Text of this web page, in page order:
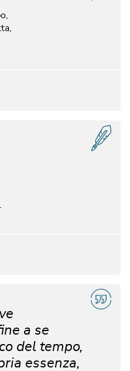
a se
del tempo,
essenza,